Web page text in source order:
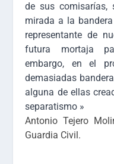
de sus comisarías,
mirada a la
representante de
futura mortaja
embargo, en el
demasiadas
alguna de ellas
separatismo »
Antonio Tejero
Guardia Civil.